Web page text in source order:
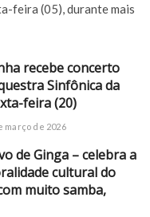
feira (05), durante mais
recebe concerto
Sinfônica da
feira (20)
março de 2026
de Ginga – celebra a
cultural do
muito samba,